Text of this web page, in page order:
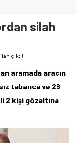
silah
çıktı!
aramada aracın
tabanca ve 28
2 kişi gözaltına